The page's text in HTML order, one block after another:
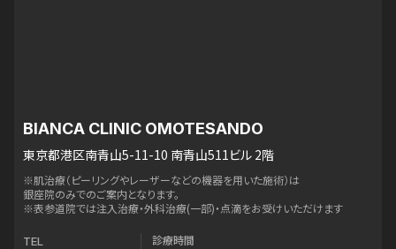
BIANCA CLINIC OMOTESANDO
東京都港区南青山5-11-10 南青山511ビル 2階
※肌治療（ピーリングやレーザーなどの機器を用いた施術）は
銀座院のみでのご案内となります。
※表参道院では注入治療・外科治療(一部)・点滴をお受けいただけます
TEL 診療時間